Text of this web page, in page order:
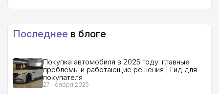
Последнее в блоге
Покупка автомобиля в 2025 году: главные
проблемы и работающие решения | Гид для
покупателя
27 ноября 2025